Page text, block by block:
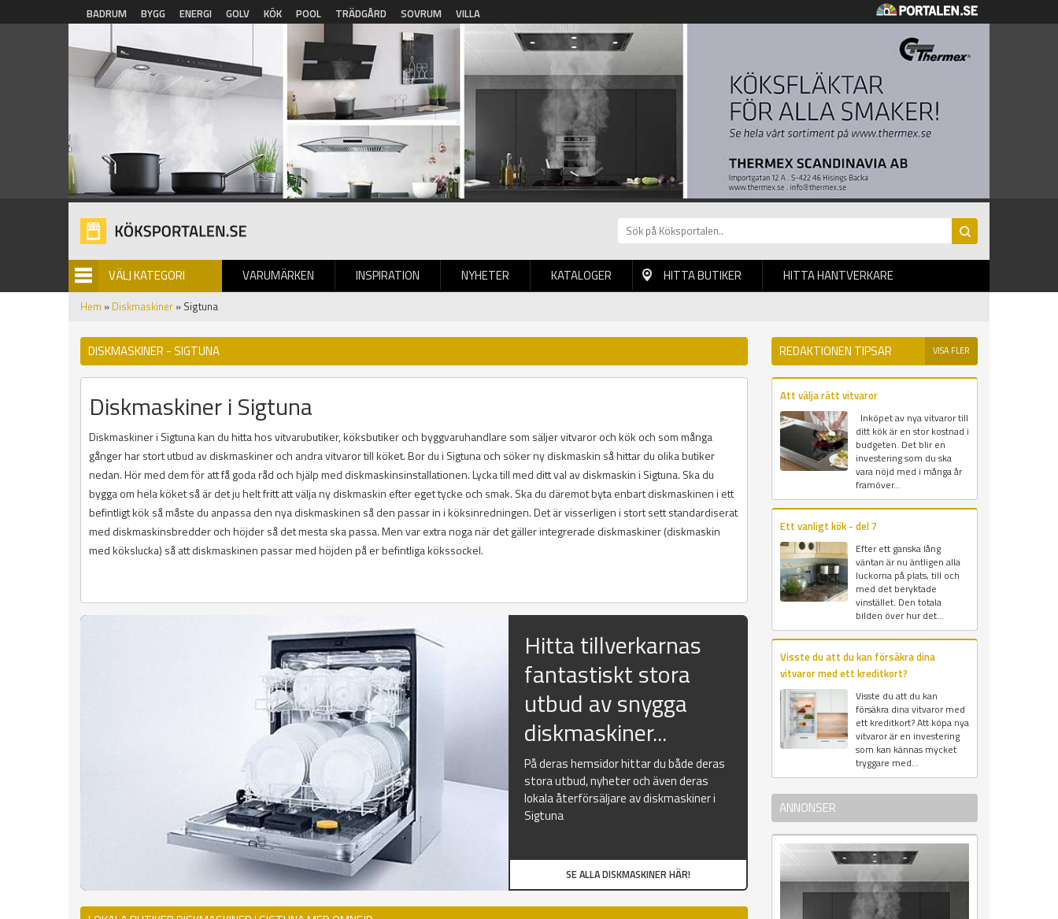
Hoppa till huvudinnehåll
BADRUM BYGG ENERGI GOLV KÖK POOL TRÄDGÅRD SOVRUM VILLA
VÄLJ KATEGORI VARUMÄRKEN INSPIRATION NYHETER
BILDGALLERI KATALOGER HITTA BUTIKER HITTA HANTVERKARE
Hem » Diskmaskiner » Sigtuna
DISKMASKINER - SIGTUNA
Diskmaskiner i Sigtuna
Diskmaskiner i Sigtuna kan du hitta hos vitvarubutiker, köksbutiker och byggvaruhandlare som säljer vitvaror och kök och som många
gånger har stort utbud av diskmaskiner och andra vitvaror till köket. Bor du i Sigtuna och söker ny diskmaskin så hittar du olika butiker
nedan. Hör med dem för att få goda råd och hjälp med diskmaskinsinstallationen. Lycka till med ditt val av diskmaskin i Sigtuna. Ska du
bygga om hela köket så är det ju helt fritt att välja ny diskmaskin efter eget tycke och smak. Ska du däremot byta enbart diskmaskinen i ett
befintligt kök så måste du anpassa den nya diskmaskinen så den passar in i köksinredningen. Det är visserligen i stort sett standardiserat
med diskmaskinsbredder och höjder så det mesta ska passa. Men var extra noga när det gäller integrerade diskmaskiner (diskmaskin
med kökslucka) så att diskmaskinen passar med höjden på er befintliga kökssockel.
Hitta tillverkarnas
fantastiskt stora
utbud av snygga
diskmaskiner...
På deras hemsidor hittar du både deras
stora utbud, nyheter och även deras
lokala återförsäljare av diskmaskiner i
Sigtuna
SE ALLA DISKMASKINER HÄR!
REDAKTIONEN TIPSAR VISA FLER
Att välja rätt vitvaror
Inköpet av nya vitvaror till
ditt kök är en stor kostnad i
budgeten. Det blir en
investering som du ska
vara nöjd med i många år
framöver...
Ett vanligt kök - del 7
Efter ett ganska lång
väntan är nu äntligen alla
luckorna på plats, till och
med det beryktade
vinstället. Den totala
bilden över hur det...
Visste du att du kan försäkra dina
vitvaror med ett kreditkort?
Visste du att du kan
försäkra dina vitvaror med
ett kreditkort? Att köpa nya
vitvaror är en investering
som kan kännas mycket
tryggare med...
ANNONSER